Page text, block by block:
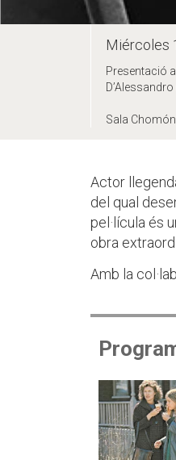
Miércoles
Presentació
Sala Chomón
Actor
del qual
pel·lícula és
obra
Amb la